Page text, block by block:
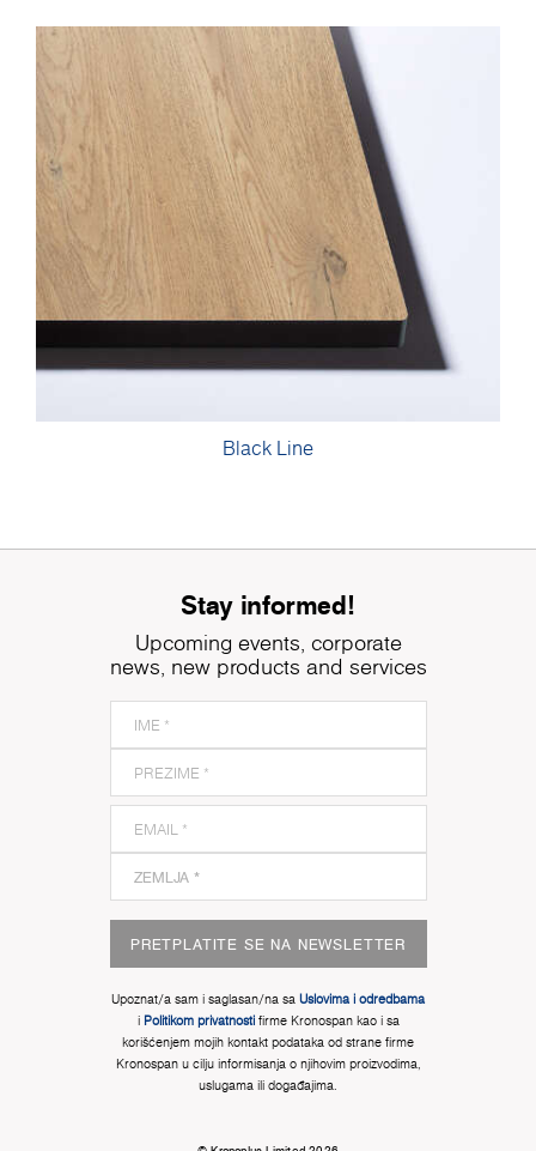
Black Line
Stay informed!
Upcoming events, corporate
news, new products and services
PRETPLATITE SE NA NEWSLETTER
Upoznat/a sam i saglasan/na sa Uslovima i odredbama
i Politikom privatnostifirme Kronospan kao i sa
korišćenjem mojih kontakt podataka od strane firme
Kronospan u cilju informisanja o njihovim proizvodima,
uslugama ili događajima.